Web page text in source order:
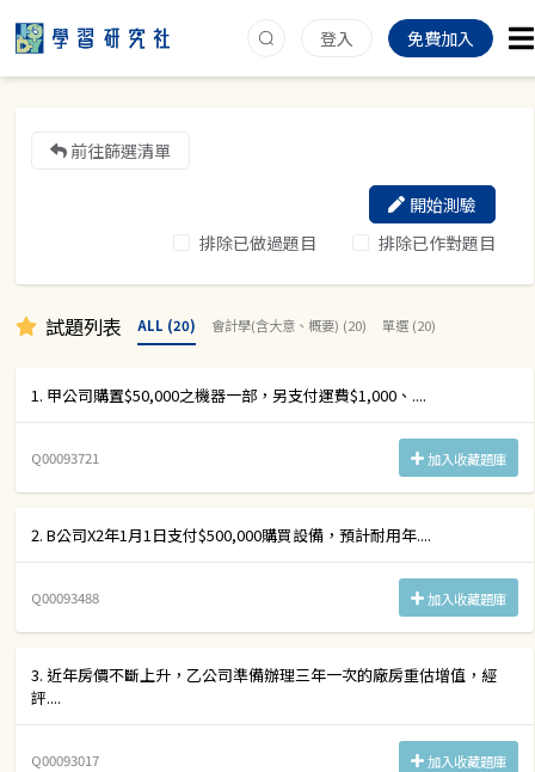
登入 免費加入
前往篩選清單
排除已做過題目 排除已作對題目
開始測驗
試題列表 ALL (20) 會計學(含大意、概要) (20) 單選 (20)
1. 甲公司購置$50,000之機器一部，另支付運費$1,000、....
Q00093721 加入收藏題庫
2. B公司X2年1月1日支付$500,000購買設備，預計耐用年....
Q00093488 加入收藏題庫
3. 近年房價不斷上升，乙公司準備辦理三年一次的廠房重估增值，經
評....
Q00093017 加入收藏題庫